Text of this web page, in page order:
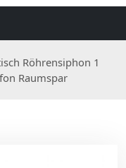
Röhrensiphon 1
Raumspar